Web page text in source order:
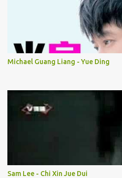
Michael Guang Liang - Yue Ding
Sam Lee - Chi Xin Jue Dui